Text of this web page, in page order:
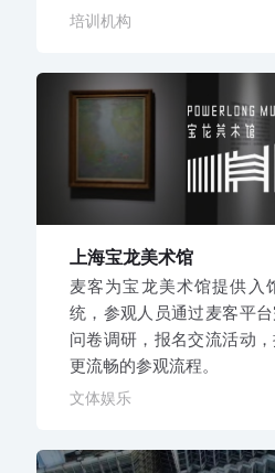
培训机构
上海宝龙美术馆
麦客为宝龙美术馆提供入
统，参观人员通过麦客平
问卷调研，报名交流活动
更流畅的参观流程。
文体娱乐